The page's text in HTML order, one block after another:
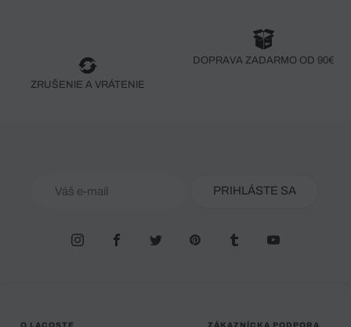
ZRUŠENIE A VRÁTENIE
DOPRAVA ZADARMO OD 90€
PRIHLÁSTE SA
O LACOSTE ZÁKAZNÍCKA PODPORA